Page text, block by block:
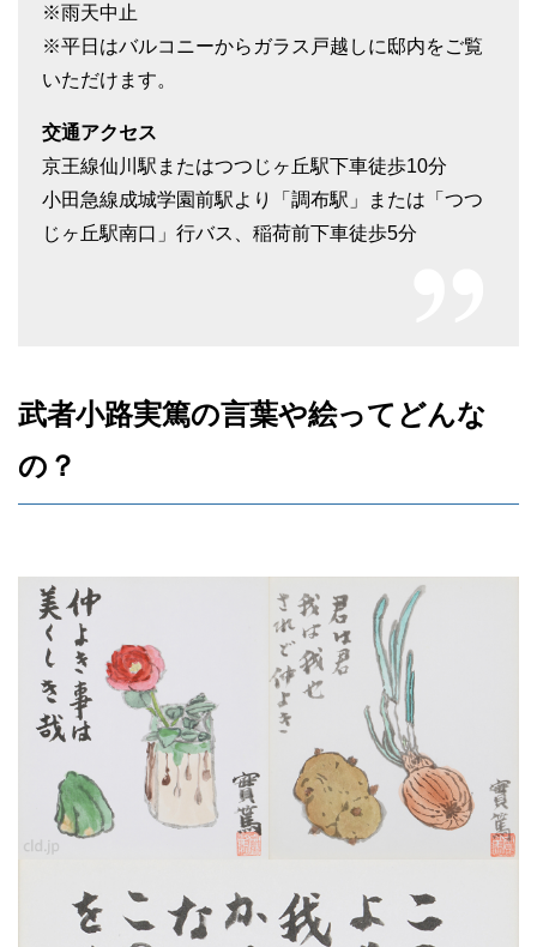
※雨天中止
※平日はバルコニーからガラス戸越しに邸内をご覧
いただけます。
交通アクセス
京王線仙川駅またはつつじヶ丘駅下車徒歩10分
小田急線成城学園前駅より「調布駅」または「つつ
じヶ丘駅南口」行バス、稲荷前下車徒歩5分
武者小路実篤の言葉や絵ってどんな
の？